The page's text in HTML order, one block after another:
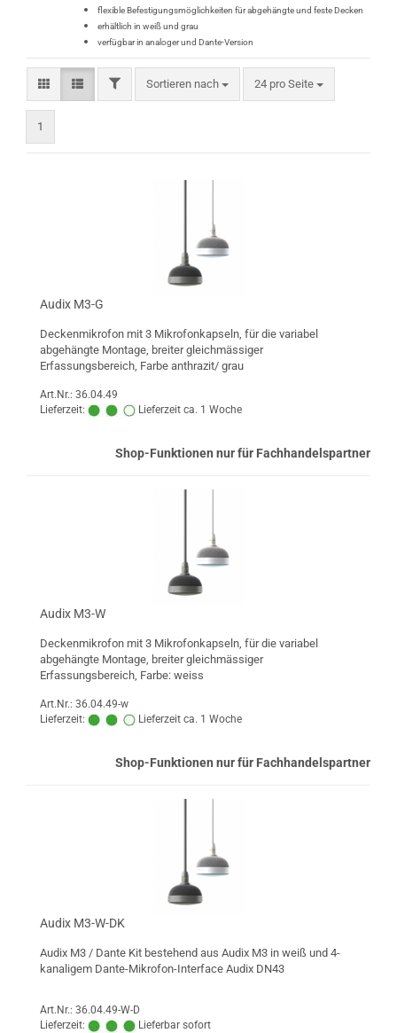
flexible Befestigungsmöglichkeiten für abgehängte und feste Decken
erhältlich in weiß und grau
verfügbar in analoger und Dante-Version
FILTERSortieren nach
Sortieren nach 24 pro Seite
pro Seite
1
Audix M3-G
Deckenmikrofon mit 3 Mikrofonkapseln, für die variabel
abgehängte Montage, breiter gleichmässiger
Erfassungsbereich, Farbe anthrazit/ grau
Art.Nr.: 36.04.49
Lieferzeit:
Lieferzeit ca. 1 Woche
Shop-Funktionen nur für Fachhandelspartner
Audix M3-W
Deckenmikrofon mit 3 Mikrofonkapseln, für die variabel
abgehängte Montage, breiter gleichmässiger
Erfassungsbereich, Farbe: weiss
Art.Nr.: 36.04.49-w
Lieferzeit:
Lieferzeit ca. 1 Woche
Shop-Funktionen nur für Fachhandelspartner
Audix M3-W-DK
Audix M3 / Dante Kit bestehend aus Audix M3 in weiß und 4-
kanaligem Dante-Mikrofon-Interface Audix DN43
Art.Nr.: 36.04.49-W-D
Lieferzeit:
Lieferbar sofort